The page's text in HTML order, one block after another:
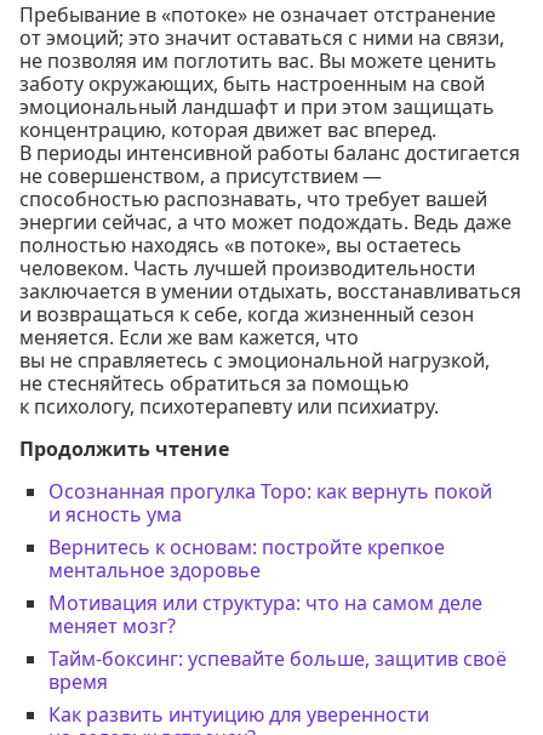
Пребывание в «потоке» не означает отстранение
от эмоций; это значит оставаться с ними на связи,
не позволяя им поглотить вас. Вы можете ценить
заботу окружающих, быть настроенным на свой
эмоциональный ландшафт и при этом защищать
концентрацию, которая движет вас вперед.
В периоды интенсивной работы баланс достигается
не совершенством, а присутствием —
способностью распознавать, что требует вашей
энергии сейчас, а что может подождать. Ведь даже
полностью находясь «в потоке», вы остаетесь
человеком. Часть лучшей производительности
заключается в умении отдыхать, восстанавливаться
и возвращаться к себе, когда жизненный сезон
меняется. Если же вам кажется, что
вы не справляетесь с эмоциональной нагрузкой,
не стесняйтесь обратиться за помощью
к психологу, психотерапевту или психиатру.
Продолжить чтение
Осознанная прогулка Торо: как вернуть покой
и ясность ума
Вернитесь к основам: постройте крепкое
ментальное здоровье
Мотивация или структура: что на самом деле
меняет мозг?
Тайм-боксинг: успевайте больше, защитив своё
время
Как развить интуицию для уверенности